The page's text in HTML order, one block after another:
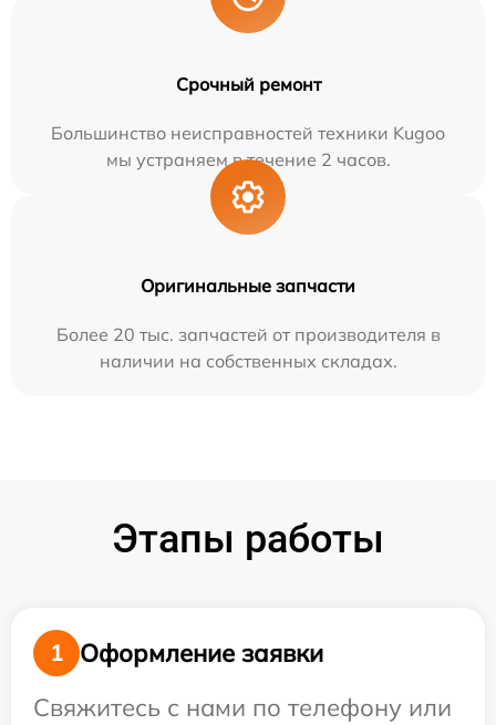
Срочный ремонт
Большинство неисправностей техники Kugoo
мы устраняем в течение 2 часов.
Оригинальные запчасти
Более 20 тыс. запчастей от производителя в
наличии на собственных складах.
Этапы работы
1
Оформление заявки
Свяжитесь с нами по телефону или